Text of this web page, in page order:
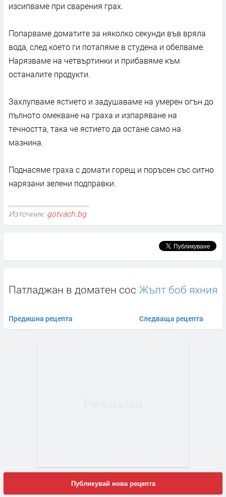
изсипваме при сварения грах.
Попарваме доматите за няколко секунди във вряла
вода, след което ги потапяме в студена и обелваме.
Нарязваме на четвъртинки и прибавяме към
останалите продукти.
Захлупваме ястието и задушаваме на умерен огън до
пълното омекване на граха и изпаряване на
течността, така че ястието да остане само на
мазнина.
Поднасяме граха с домати горещ и поръсен със ситно
нарязани зелени подправки.
Източник: gotvach.bg
Патладжан в доматен сос
Предишна рецепта
Жълт боб яхния
Следваща рецепта
Публикувай нова рецепта